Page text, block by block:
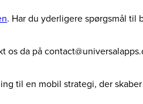
. Har du yderligere spørgsmål til
os da på
til en mobil strategi, der